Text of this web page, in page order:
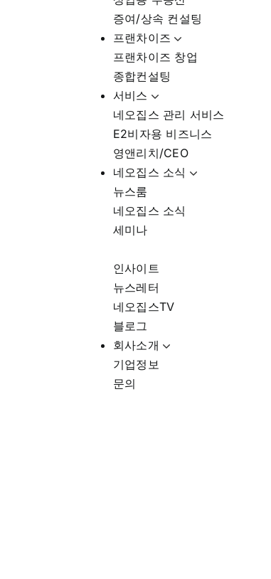
증여/상속 컨설팅
프랜차이즈
프랜차이즈 창업
종합컨설팅
서비스
네오집스 관리 서비스
E2비자용 비즈니스
영앤리치/CEO
네오집스 소식
뉴스룸
네오집스 소식
세미나
인사이트
뉴스레터
네오집스TV
블로그
회사소개
기업정보
문의